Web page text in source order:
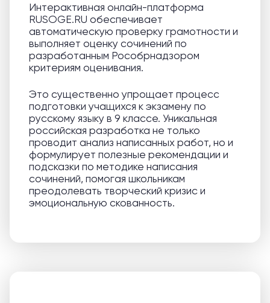
Интерактивная онлайн-платформа
RUSOGE.RU обеспечивает
автоматическую проверку грамотности и
выполняет оценку сочинений по
разработанным Рособрнадзором
критериям оценивания.
Это существенно упрощает процесс
подготовки учащихся к экзамену по
русскому языку в 9 классе. Уникальная
российская разработка не только
проводит анализ написанных работ, но и
формулирует полезные рекомендации и
подсказки по методике написания
сочинений, помогая школьникам
преодолевать творческий кризис и
эмоциональную скованность.